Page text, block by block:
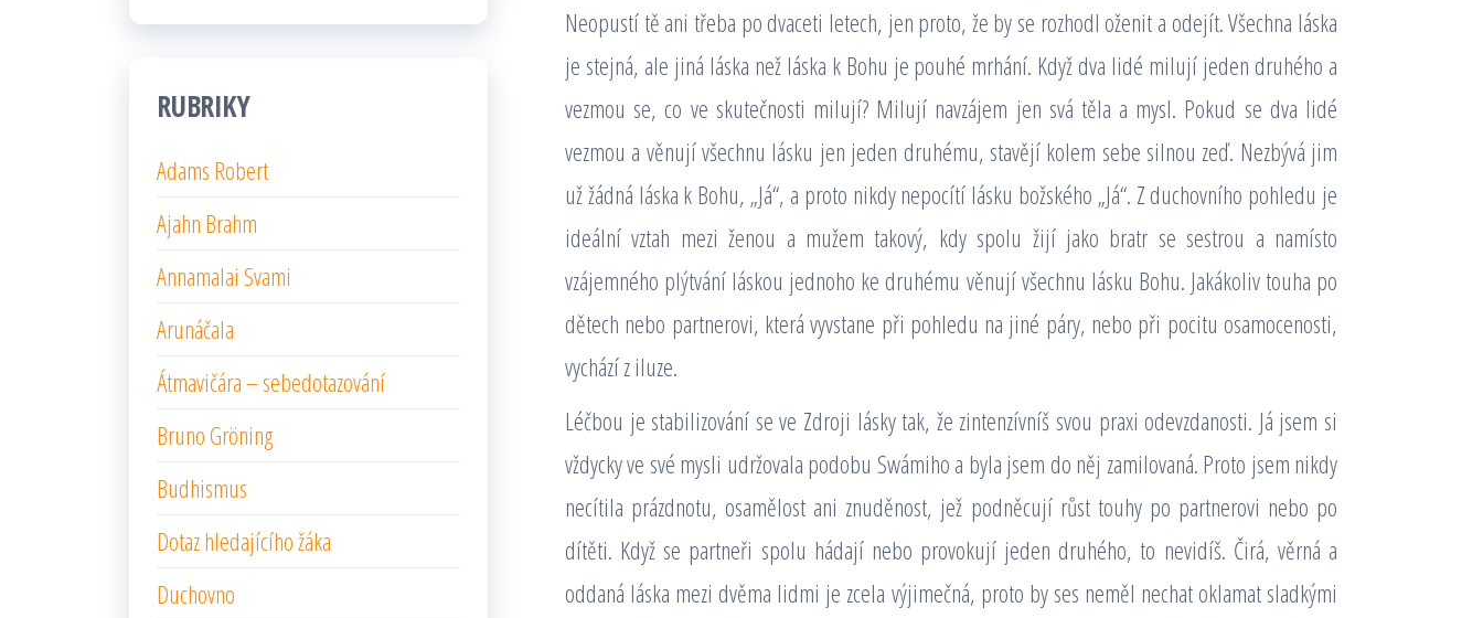
Neopustí tě ani třeba po dvaceti letech, jen proto, že by se rozhodl oženit a odejít. Všechna láska
je stejná, ale jiná láska než láska k Bohu je pouhé mrhání. Když dva lidé milují jeden druhého a
vezmou se, co ve skutečnosti milují? Milují navzájem jen svá těla a mysl. Pokud se dva lidé
vezmou a věnují všechnu lásku jen jeden druhému, stavějí kolem sebe silnou zeď. Nezbývá jim
už žádná láska k Bohu, „Já“, a proto nikdy nepocítí lásku božského „Já“. Z duchovního pohledu je
ideální vztah mezi ženou a mužem takový, kdy spolu žijí jako bratr se sestrou a namísto
vzájemného plýtvání láskou jednoho ke druhému věnují všechnu lásku Bohu. Jakákoliv touha po
dětech nebo partnerovi, která vyvstane při pohledu na jiné páry, nebo při pocitu osamocenosti,
vychází z iluze.
Léčbou je stabilizování se ve Zdroji lásky tak, že zintenzívníš svou praxi odevzdanosti. Já jsem si
vždycky ve své mysli udržovala podobu Swámiho a byla jsem do něj zamilovaná. Proto jsem nikdy
necítila prázdnotu, osamělost ani znuděnost, jež podněcují růst touhy po partnerovi nebo po
dítěti. Když se partneři spolu hádají nebo provokují jeden druhého, to nevidíš. Čirá, věrná a
oddaná láska mezi dvěma lidmi je zcela výjimečná, proto by ses neměl nechat oklamat sladkými
RUBRIKY
Adams Robert
Ajahn Brahm
Annamalai Svami
Arunáčala
Átmavičára – sebedotazování
Bruno Gröning
Budhismus
Dotaz hledajícího žáka
Duchovno